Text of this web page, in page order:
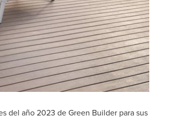
del año 2023 de Green Builder para sus